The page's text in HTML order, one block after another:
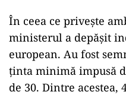
În ceea ce privește
ministerul a depășit
european. Au fost
ținta minimă impusă
de 30. Dintre acestea,